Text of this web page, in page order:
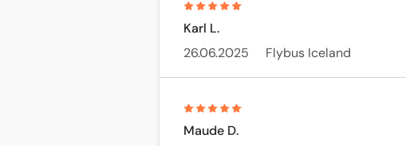
Karl L.
26.06.2025
Flybus Iceland
Maude D.